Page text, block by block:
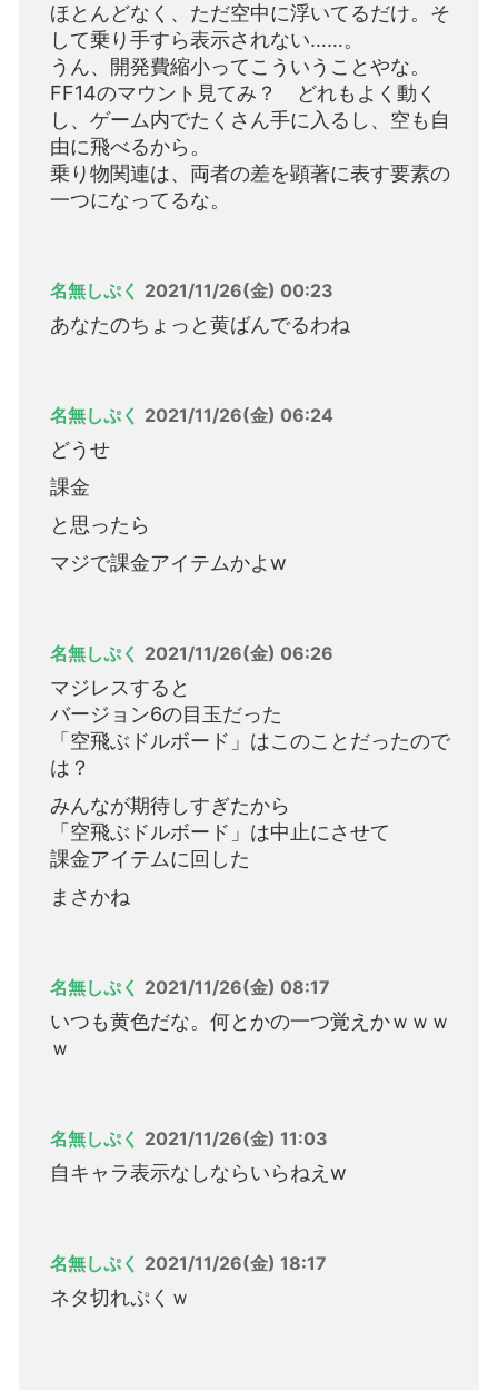
ほとんどなく、ただ空中に浮いてるだけ。そ
して乗り手すら表示されない……。
うん、開発費縮小ってこういうことやな。
FF14のマウント見てみ？ どれもよく動く
し、ゲーム内でたくさん手に入るし、空も自
由に飛べるから。
乗り物関連は、両者の差を顕著に表す要素の
一つになってるな。
名無しぷく 2021/11/26(金) 00:23
あなたのちょっと黄ばんでるわね
名無しぷく 2021/11/26(金) 06:24
どうせ
課金
と思ったら
マジで課金アイテムかよw
名無しぷく 2021/11/26(金) 06:26
マジレスすると
バージョン6の目玉だった
「空飛ぶドルボード」はこのことだったので
は？
みんなが期待しすぎたから
「空飛ぶドルボード」は中止にさせて
課金アイテムに回した
まさかね
名無しぷく 2021/11/26(金) 08:17
いつも黄色だな。何とかの一つ覚えかｗｗｗ
ｗ
名無しぷく 2021/11/26(金) 11:03
自キャラ表示なしならいらねえw
名無しぷく 2021/11/26(金) 18:17
ネタ切れぷくｗ